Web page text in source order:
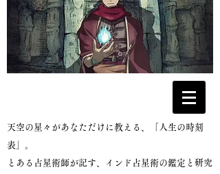
​天空の星々があなただけに教える、「人生の時刻
表」。
とある占星術師が記す、インド占星術の鑑定と研究